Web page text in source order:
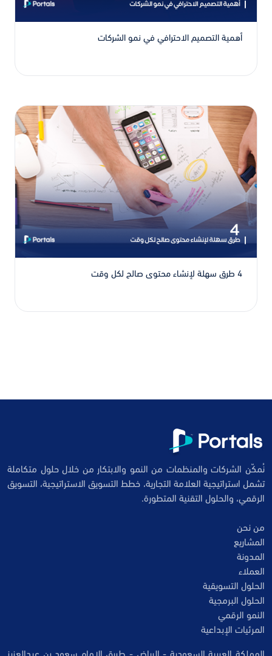
أهمية التصميم الاحترافي في نمو الشركات
4 طرق سهلة لإنشاء محتوى صالح لكل وقت
نُمكّن الشركات والمنظمات من النمو والابتكار من خلال حلول متكاملة
تشمل استراتيجية العلامة التجارية، خطط التسويق الاستراتيجية، التسويق
الرقمي، والحلول التقنية المتطورة.
من نحن
المشاريع
المدونة
العملاء
الحلول التسويقية
الحلول البرمجية
النمو الرقمي
المرئيات الإبداعية